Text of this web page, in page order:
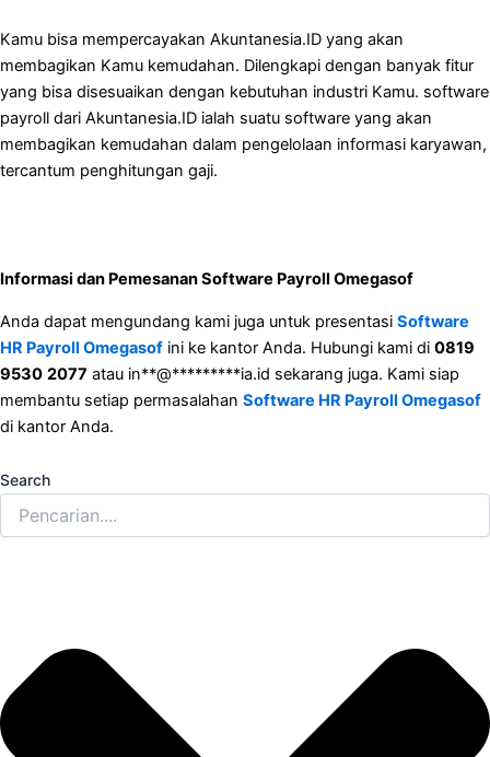
Kamu bisa mempercayakan Akuntanesia.ID yang akan
membagikan Kamu kemudahan. Dilengkapi dengan banyak fitur
yang bisa disesuaikan dengan kebutuhan industri Kamu. software
payroll dari Akuntanesia.ID ialah suatu software yang akan
membagikan kemudahan dalam pengelolaan informasi karyawan,
tercantum penghitungan gaji.
Informasi dan Pemesanan Software Payroll Omegasof
Anda dapat mengundang kami juga untuk presentasi Software
HR Payroll Omegasof ini ke kantor Anda. Hubungi kami di 0819
9530 2077 atau in**@*********ia.id sekarang juga. Kami siap
membantu setiap permasalahan Software HR Payroll Omegasof
di kantor Anda.
Search